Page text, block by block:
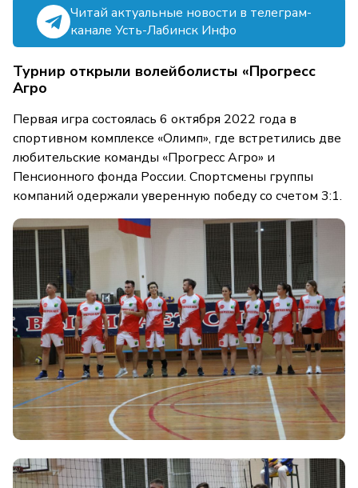
Читай актуальные новости в телеграм-
канале Усть-Лабинск Инфо
Турнир открыли волейболисты «Прогресс
Агро
Первая игра состоялась 6 октября 2022 года в
спортивном комплексе «Олимп», где встретились две
любительские команды «Прогресс Агро» и
Пенсионного фонда России. Спортсмены группы
компаний одержали уверенную победу со счетом 3:1.